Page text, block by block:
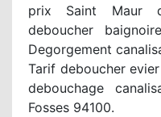
prix Saint Maur
deboucher
Degorgement
Tarif deboucher
debouchage
Fosses 94100.